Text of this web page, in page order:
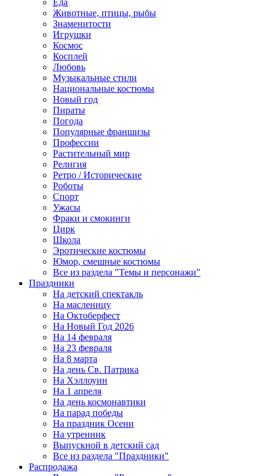
Еда
Животные, птицы, рыбы
Знаменитости
Игрушки
Космос
Косплей
Любовь
Музыкальные стили
Национальные костюмы
Новый год
Пираты
Погода
Популярные франшизы
Профессии
Растительный мир
Религия
Ретро / Исторические
Роботы
Спорт
Ужасы
Фраки и смокинги
Цирк
Школа
Эротические костюмы
Юмор, смешные костюмы
Все из раздела "Темы и персонажи"
Праздники
На детский спектакль
На масленицу
На Октоберфест
На Новый Год 2026
На 14 февраля
На 23 февраля
На 8 марта
На день Св. Патрика
На Хэллоуин
На 1 апреля
На день космонавтики
На парад победы
На праздник Осени
На утренник
Выпускной в детский сад
Все из раздела "Праздники"
Распродажа